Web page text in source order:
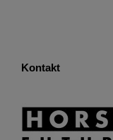
Kontakt